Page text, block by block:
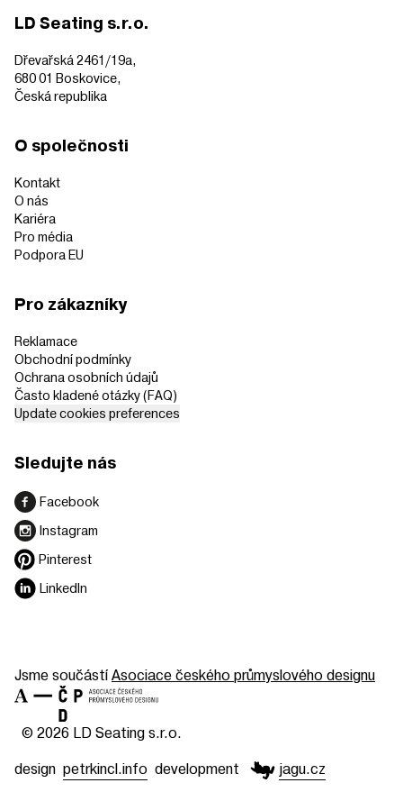
LD Seating s.r.o.
Dřevařská 2461/19a,
680 01 Boskovice,
Česká republika
O společnosti
Kontakt
O nás
Kariéra
Pro média
Podpora EU
Pro zákazníky
Reklamace
Obchodní podmínky
Ochrana osobních údajů
Často kladené otázky (FAQ)
Update cookies preferences
Sledujte nás
Facebook
Instagram
Pinterest
LinkedIn
Jsme součástíAsociace českého průmyslového designu
© 2026 LD Seating s.r.o.
design petrkincl.info development jagu.cz